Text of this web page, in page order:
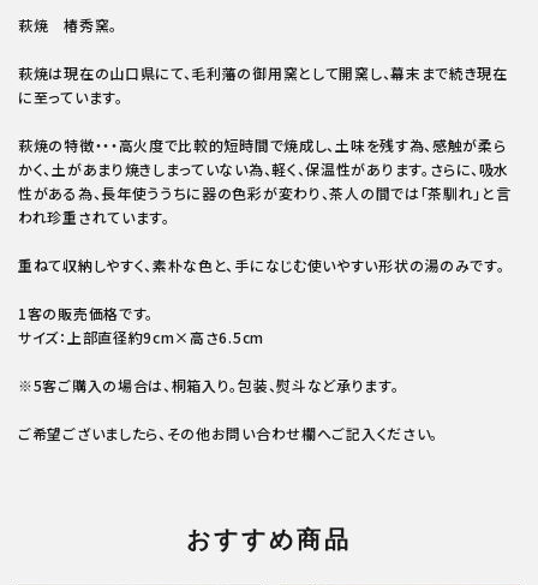
萩焼 椿秀窯。
萩焼は現在の山口県にて、毛利藩の御用窯として開窯し、幕末まで続き現在
に至っています。
萩焼の特徴・・・高火度で比較的短時間で焼成し、土味を残す為、感触が柔ら
かく、土があまり焼きしまっていない為、軽く、保温性があります。さらに、吸水
性がある為、長年使ううちに器の色彩が変わり、茶人の間では「茶馴れ」と言
われ珍重されています。
重ねて収納しやすく、素朴な色と、手になじむ使いやすい形状の湯のみです。
1客の販売価格です。
サイズ：上部直径約9cm×高さ6.5cm
※5客ご購入の場合は、桐箱入り。包装、熨斗など承ります。
ご希望ございましたら、その他お問い合わせ欄へご記入ください。
おすすめ商品